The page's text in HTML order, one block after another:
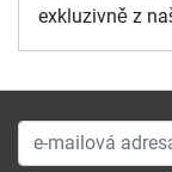
exkluzivně z
e-mailová adresa